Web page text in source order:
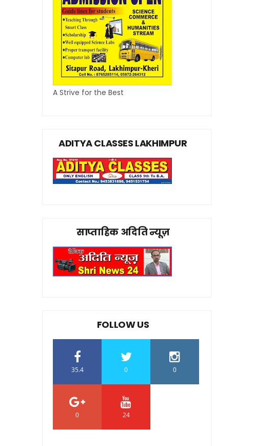
A Strive for the Best
ADITYA CLASSES LAKHIMPUR
साप्ताहिक अदिति न्यूज़
FOLLOW US
35.4 0 0
0 24